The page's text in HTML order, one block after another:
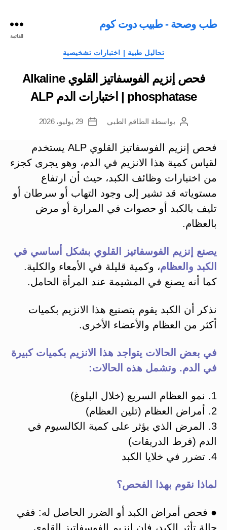
طب وصحة - طبيب دوت كوم
القائمة
التصنيفات
تحاليل طبية | اختبارات تشخيصية
فحص إنزيم الفوسفاتيز القلوي Alkaline
phosphatase | اختبارات الدم ALP
كاتببواسطة الطاقم الطبي
تاريخ
29 يوليو، 2026
فحص إنزيم الفوسفاتيز القلوي ALP يستخدم
لقياس كمية هذا الانزيم في الدم، وهو يجرى كجزء
من اختبارات وظائف الكبد، حيث أن ارتفاع
مستوياته قد تشير إلى وجود التهاب أو سرطان أو
تليف بالكبد أو حصوات في المرارة أو مرض
بالعظام.
يصنع إنزيم الفوسفاتيز القلوي بشكل أساسي في
الكبد والعظام، وكمية قليلة في الأمعاء والكلية.
كما أنه يصنع في المشيمة عند المرأة الحامل.
نذكر أن الكبد يقوم بتصنيع هذا الانزيم بكميات
أكثر من العظام والأعضاء الأخرى.
في بعض الحالات يتواجد هذا الانزيم بكميات كبيرة
في الدم. وتشمل هذه الحالات:
1. نمو العظام السريع (خلال البلوغ)
2. أمراض العظام (تلين العظام)
3. المرض الذي يؤثر على كمية الكالسيوم في
الدم (فرط الدريقات)
4. تضرر في خلايا الكبد
لماذا نقوم بهذا الفحص؟
● فحص أمراض الكبد أو الضرر الحاصل له: ففي
حالة تأثر الكبد، فإن انزيم الفوسفاتيز القلوي